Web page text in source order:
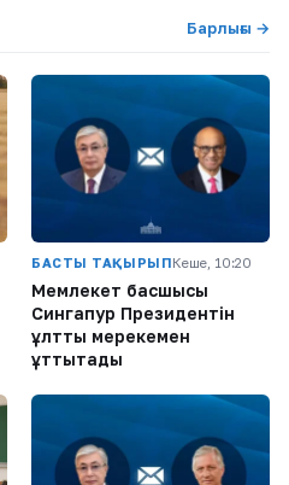
Барлығы →
БАСТЫ ТАҚЫРЫПКеше, 10:20
Мемлекет басшысы
Сингапур Президентін
ұлттық мерекемен
құттықтады